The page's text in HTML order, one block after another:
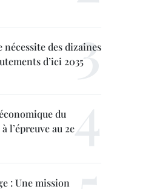
des dizaines
d’ici 2035
du
l’épreuve au 2e
: Une mission